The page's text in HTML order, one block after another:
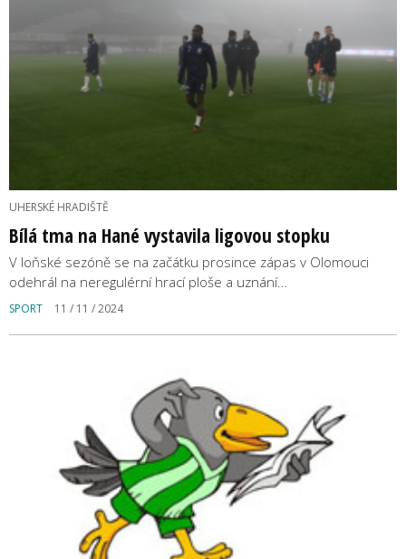
UHERSKÉ HRADIŠTĚ
Bílá tma na Hané vystavila ligovou stopku
V loňské sezóně se na začátku prosince zápas v Olomouci
odehrál na neregulérní hrací ploše a uznání…
SPORT 11 / 11 / 2024